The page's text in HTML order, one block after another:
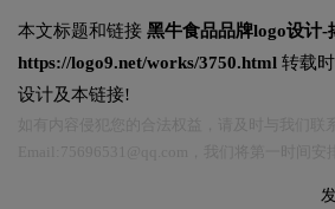
本文标题和链接 黑牛食品品牌logo设计
https://logo9.net/works/3750.html 转载
设计及本链接!